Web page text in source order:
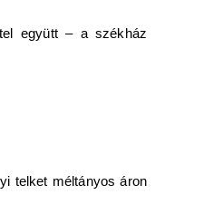
együtt – a székház
telket méltányos áron